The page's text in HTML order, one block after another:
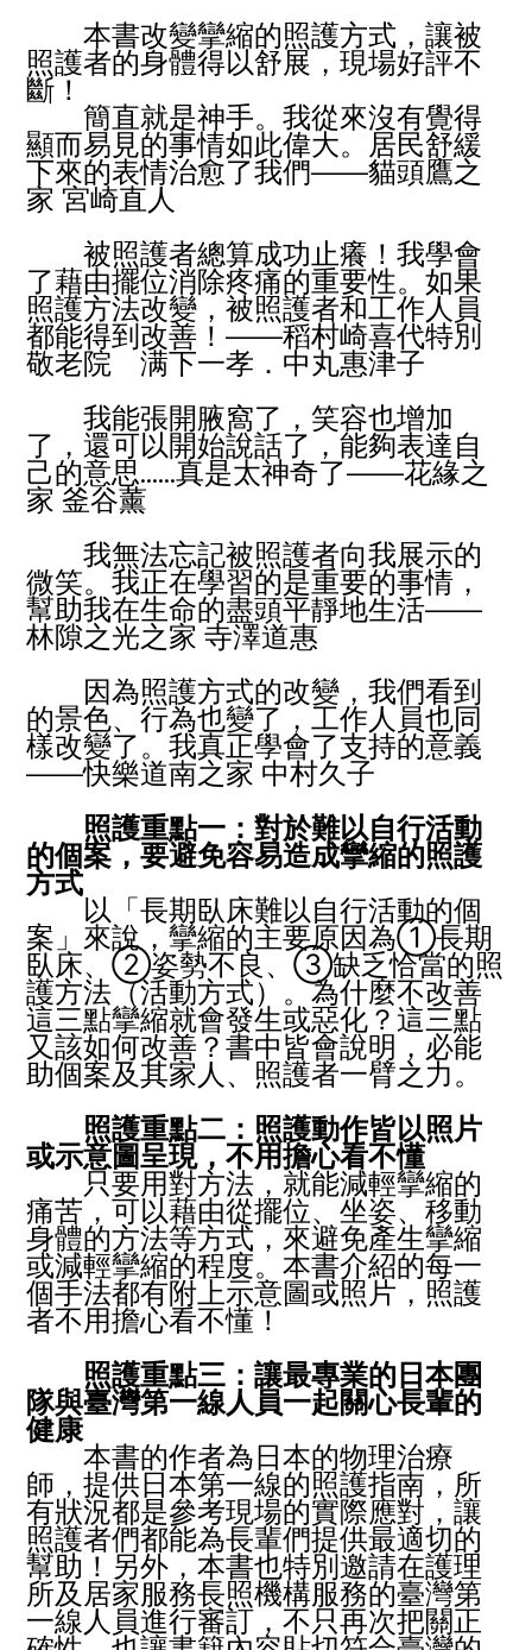
本書改變攣縮的照護方式，讓被
照護者的身體得以舒展，現場好評不
斷！
簡直就是神手。我從來沒有覺得
顯而易見的事情如此偉大。居民舒緩
下來的表情治愈了我們——貓頭鷹之
家 宮崎直人
被照護者總算成功止癢！我學會
了藉由擺位消除疼痛的重要性。如果
照護方法改變，被照護者和工作人員
都能得到改善！ ——稻村崎喜代特別
敬老院 满下一孝．中丸惠津子
我能張開腋窩了，笑容也增加
了，還可以開始說話了，能夠表達自
己的意思……真是太神奇了——花緣之
家 釜谷薰
我無法忘記被照護者向我展示的
微笑。我正在學習的是重要的事情，
幫助我在生命的盡頭平靜地生活——
林隙之光之家 寺澤道惠
因為照護方式的改變，我們看到
的景色、行為也變了，工作人員也同
樣改變了。我真正學會了支持的意義
——快樂道南之家 中村久子
照護重點一：對於難以自行活動
的個案，要避免容易造成攣縮的照護
方式
以「長期臥床難以自行活動的個
案」來說，攣縮的主要原因為①長期
臥床、 ②姿勢不良、 ③缺乏恰當的照
護方法（活動方式）。為什麼不改善
這三點攣縮就會發生或惡化？這三點
又該如何改善？書中皆會說明，必能
助個案及其家人、照護者一臂之力。
照護重點二：照護動作皆以照片
或示意圖呈現，不用擔心看不懂
只要用對方法，就能減輕攣縮的
痛苦，可以藉由從擺位、坐姿、移動
身體的方法等方式，來避免產生攣縮
或減輕攣縮的程度。本書介紹的每一
個手法都有附上示意圖或照片，照護
者不用擔心看不懂！
照護重點三：讓最專業的日本團
隊與臺灣第一線人員一起關心長輩的
健康
本書的作者為日本的物理治療
師，提供日本第一線的照護指南，所
有狀況都是參考現場的實際應對，讓
照護者們都能為長輩們提供最適切的
幫助！另外，本書也特別邀請在護理
所及居家服務長照機構服務的臺灣第
一線人員進行審訂，不只再次把關正